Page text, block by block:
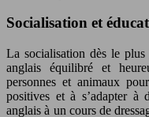
Socialisation et
La socialisation dès le plus
anglais équilibré et
personnes et animaux
positives et à s’adapter à
anglais à un cours de